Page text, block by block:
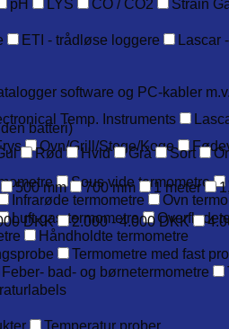
pH LYS CO / CO2
Strain
ETI - trådløse loggere Lascar
software og PC-kabler m.v.
batteri)
Ovn/Grill/Stege/Koge
Sous vide termometre
Infrarøde termometre Ovn
Luft-gas-termometre
Håndholdte termometre
Termometre med fast
Feber- bad- og børnetermometre
Temperatur prober
Temp. Instruments
Rød Hvid Grå Sort
500 mm 700 mm 1 meter
DKK 2.000 - 4.000 DKK